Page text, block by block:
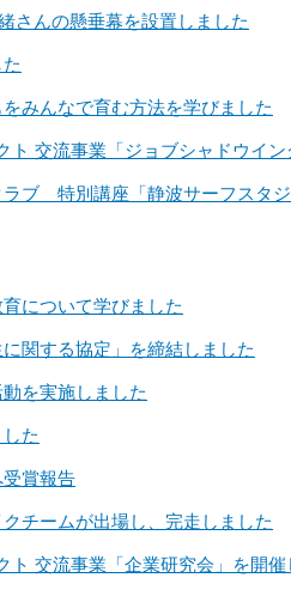
さんの懸垂幕を設置しました
みんなで育む方法を学びました
交流事業「ジョブシャドウイ
ブ 特別講座「静波サーフスタ
について学びました
関する協定」を締結しました
を実施しました
た
賞報告
チームが出場し、完走しました
交流事業「企業研究会」を開催